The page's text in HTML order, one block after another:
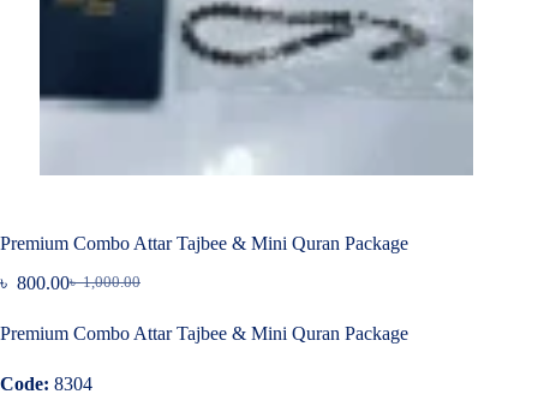
Premium Combo Attar Tajbee & Mini Quran Package
৳1,000.00
Original
was:
৳ 800.00Current
is:
Premium Combo Attar Tajbee & Mini Quran Package
Code: 8304